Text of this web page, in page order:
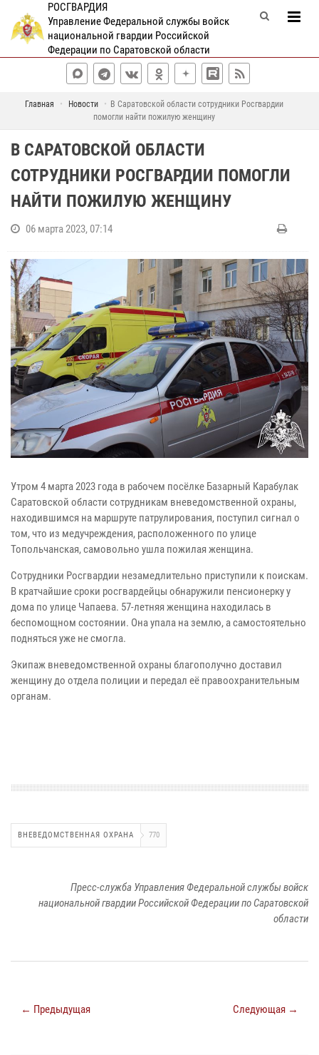
РОСГВАРДИЯ
Управление Федеральной службы войск
национальной гвардии Российской
Федерации по Саратовской области
Главная Новости
В Саратовской области сотрудники Росгвардии
помогли найти пожилую женщину
В САРАТОВСКОЙ ОБЛАСТИ
СОТРУДНИКИ РОСГВАРДИИ ПОМОГЛИ
НАЙТИ ПОЖИЛУЮ ЖЕНЩИНУ
06 марта 2023, 07:14
Утром 4 марта 2023 года в рабочем посёлке Базарный Карабулак
Саратовской области сотрудникам вневедомственной охраны,
находившимся на маршруте патрулирования, поступил сигнал о
том, что из медучреждения, расположенного по улице
Топольчанская, самовольно ушла пожилая женщина.
Сотрудники Росгвардии незамедлительно приступили к поискам.
В кратчайшие сроки росгвардейцы обнаружили пенсионерку у
дома по улице Чапаева. 57-летняя женщина находилась в
беспомощном состоянии. Она упала на землю, а самостоятельно
подняться уже не смогла.
Экипаж вневедомственной охраны благополучно доставил
женщину до отдела полиции и передал её правоохранительным
органам.
ВНЕВЕДОМСТВЕННАЯ ОХРАНА 770
Пресс-служба Управления Федеральной службы войск
национальной гвардии Российской Федерации по Саратовской
области
← Предыдущая Следующая →